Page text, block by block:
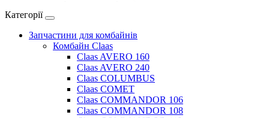
Категорії
Запчастини для комбайнів
Комбайн Claas
Claas AVERO 160
Claas AVERO 240
Claas COLUMBUS
Claas COMET
Claas COMMANDOR 106
Claas COMMANDOR 108